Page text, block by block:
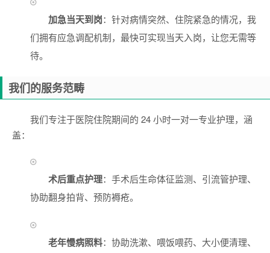
加急当天到岗：针对病情突然、住院紧急的情况，我
们拥有应急调配机制，最快可实现当天入岗，让您无需等
待。
我们的服务范畴
我们专注于医院住院期间的 24 小时一对一专业护理，涵
盖：
术后重点护理：手术后生命体征监测、引流管护理、
协助翻身拍背、预防褥疮。
老年慢病照料：协助洗漱、喂饭喂药、大小便清理、